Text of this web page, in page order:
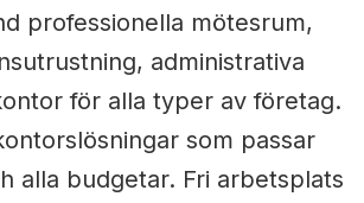
professionella mötesrum,
administrativa
för alla typer av företag.
som passar
alla budgetar. Fri arbetsplats